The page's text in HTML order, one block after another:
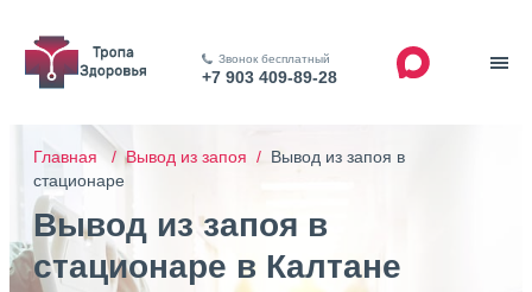
Звонок бесплатный
+7 903 409-89-28
Главная /Вывод из запоя / Вывод из запоя в
стационаре
Вывод из запоя в
стационаре в Калтане